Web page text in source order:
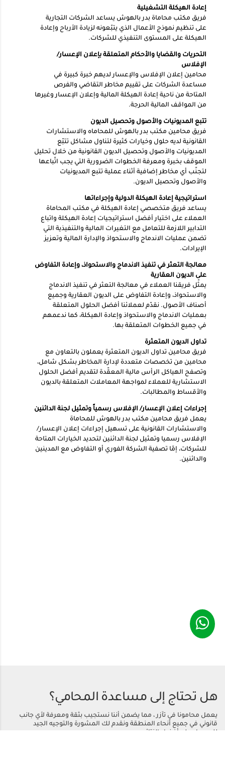
إعادة الهيكلة التشغيلية
فريق مكتب محاماة بدر بالهوش يساعد الشركات التجارية
على تنظيم نموذج الأعمال الذي يتبّعونه لزيادة الأرباح وإعادة
الهيكلة على المستوى التنفيذي للشركات.
التحريات والقضايا والأحكام المتعلقة بإعلان الإعسار/
الإفلاس
محامين إعلان الإفلاس والإعسار لديهم خبرة كبيرة في
مساعدة الشركات على تقييم مخاطر التقاضي والفرص
المتاحة من ناحية إعادة الهيكلة المالية وإعلان الإعسار وغيرها
من المواقف المالية الحرجة.
تتبع المديونيات والأصول وتحصيل الديون
فريق محامين مكتب بدر بالهوش للمحاماه والاستشارات
القانونية لديه حلول وخيارات كثيرة لتناول مشاكل تتبّع
المديونيات والأصول وتحصيل الديون القانونية من خلال تحليل
الموقف بخبرة ومعرفة الخطوات الضرورية التي يجب اتّباعها
لتجنّب أي مخاطر إضافية أثناء عملية تتبع المديونيات
والأصول وتحصيل الديون.
استراتيجية إعادة الهيكلة الدولية وإجراءاتها
يساعد فريق متخصصي إعادة الهيكلة في مكتب المحاماة
العملاء على اختيار أفضل استراتيجيات إعادة الهيكلة واتباع
التدابير اللازمة للتعامل مع التغيرات المالية والتنفيذية التي
تضمن عمليات الاندماج والاستحواذ والإدارة المالية وتعزيز
الإيرادات.
معالجة التعثر في تنفيذ الاندماج والاستحواذ، وإعادة التفاوض
على الديون العقارية
يمثّل فريقنا العملاء في معالجة التعثر في تنفيذ الاندماج
والاستحواذ، وإعادة التفاوض على الديون العقارية وجميع
أصناف الأصول. نقدّم لعملائنا أفضل الحلول المتعلقة
بعمليات الاندماج والاستحواذ وإعادة الهيكلة، كما ندعمهم
في جميع الخطوات المتعلقة بها.
تداول الديون المتعثرة
فريق محامين تداول الديون المتعثرة يعملون بالتعاون مع
محامين من تخصصات متعددة لإدارة المخاطر بشكل شامل،
وتصفح الهياكل الرأس مالية المعقّدة لتقديم أفضل الحلول
الاستشارية للعملاء لمواجهة المعاملات المتعلقة بالديون
والأقساط والمطالبات.
إجراءات إعلان الإعسار/ الإفلاس رسمياً وتمثيل لجنة الدائنين
يعمل فريق محامين مكتب بدر بالهوش للمحاماة
والاستشارات القانونية على تسهيل إجراءات إعلان الإعسار/
الإفلاس رسميا وتمثيل لجنة الدائنين لتحديد الخيارات المتاحة
للشركات، إمّا تصفية الشركة الفوري أو التفاوض مع المدينين
والدائنين.
هل تحتاج إلى مساعدة المحامي؟
يعمل محامونا في تآزر ، مما يضمن أننا نستجيب بثقة ومعرفة لأي جانب
قانوني في جميع أنحاء المنطقة ونقدم لك المشورة والتوجيه الجيد